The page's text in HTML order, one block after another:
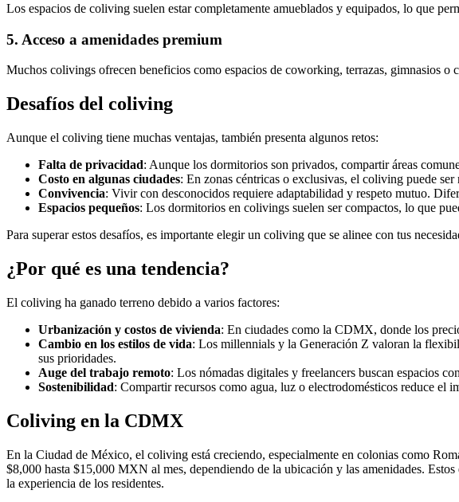
Los espacios de coliving suelen estar completamente amueblados y equipados, lo que
5. Acceso a amenidades premium
Muchos colivings ofrecen beneficios como espacios de coworking, terrazas, gimnasios
Desafíos del coliving
Aunque el coliving tiene muchas ventajas, también presenta algunos retos:
Falta de privacidad: Aunque los dormitorios son privados, compartir áreas
Costo en algunas ciudades: En zonas céntricas o exclusivas, el coliving puede
Convivencia: Vivir con desconocidos requiere adaptabilidad y respeto mutuo.
Espacios pequeños: Los dormitorios en colivings suelen ser compactos, lo que
Para superar estos desafíos, es importante elegir un coliving que se alinee con tus
¿Por qué es una tendencia?
El coliving ha ganado terreno debido a varios factores:
Urbanización y costos de vivienda: En ciudades como la CDMX, donde los
Cambio en los estilos de vida: Los millennials y la Generación Z valoran la
sus prioridades.
Auge del trabajo remoto: Los nómadas digitales y freelancers buscan espacios
Sostenibilidad: Compartir recursos como agua, luz o electrodomésticos reduce el
Coliving en la CDMX
En la Ciudad de México, el coliving está creciendo, especialmente en colonias como
$8,000 hasta $15,000 MXN al mes, dependiendo de la ubicación y las amenidades.
la experiencia de los residentes.